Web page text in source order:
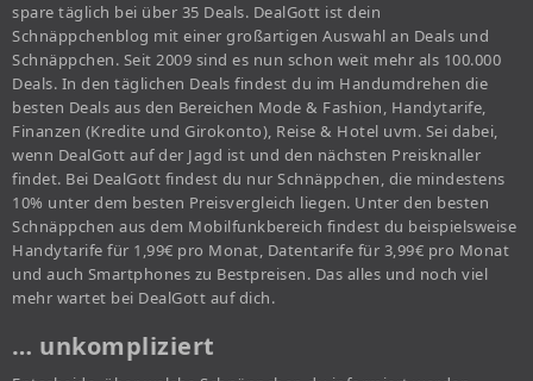
spare täglich bei über 35 Deals. DealGott ist dein
Schnäppchenblog mit einer großartigen Auswahl an Deals und
Schnäppchen. Seit 2009 sind es nun schon weit mehr als 100.000
Deals. In den täglichen Deals findest du im Handumdrehen die
besten Deals aus den Bereichen Mode & Fashion, Handytarife,
Finanzen (Kredite und Girokonto), Reise & Hotel uvm. Sei dabei,
wenn DealGott auf der Jagd ist und den nächsten Preisknaller
findet. Bei DealGott findest du nur Schnäppchen, die mindestens
10% unter dem besten Preisvergleich liegen. Unter den besten
Schnäppchen aus dem Mobilfunkbereich findest du beispielsweise
Handytarife für 1,99€ pro Monat, Datentarife für 3,99€ pro Monat
und auch Smartphones zu Bestpreisen. Das alles und noch viel
mehr wartet bei DealGott auf dich.
… unkompliziert